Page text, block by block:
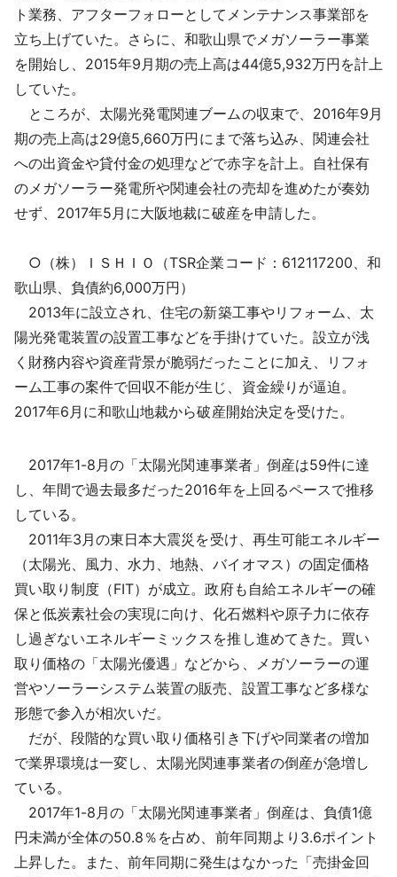
ト業務、アフターフォローとしてメンテナンス事業部を
立ち上げていた。さらに、和歌山県でメガソーラー事業
を開始し、2015年9月期の売上高は44億5,932万円を計上
していた。
ところが、太陽光発電関連ブームの収束で、2016年9月
期の売上高は29億5,660万円にまで落ち込み、関連会社
への出資金や貸付金の処理などで赤字を計上。自社保有
のメガソーラー発電所や関連会社の売却を進めたが奏効
せず、2017年5月に大阪地裁に破産を申請した。
○（株）ＩＳＨＩＯ（TSR企業コード：612117200、和
歌山県、負債約6,000万円）
2013年に設立され、住宅の新築工事やリフォーム、太
陽光発電装置の設置工事などを手掛けていた。設立が浅
く財務内容や資産背景が脆弱だったことに加え、リフォ
ーム工事の案件で回収不能が生じ、資金繰りが逼迫。
2017年6月に和歌山地裁から破産開始決定を受けた。
2017年1-8月の「太陽光関連事業者」倒産は59件に達
し、年間で過去最多だった2016年を上回るペースで推移
している。
2011年3月の東日本大震災を受け、再生可能エネルギー
（太陽光、風力、水力、地熱、バイオマス）の固定価格
買い取り制度（FIT）が成立。政府も自給エネルギーの確
保と低炭素社会の実現に向け、化石燃料や原子力に依存
し過ぎないエネルギーミックスを推し進めてきた。買い
取り価格の「太陽光優遇」などから、メガソーラーの運
営やソーラーシステム装置の販売、設置工事など多様な
形態で参入が相次いだ。
だが、段階的な買い取り価格引き下げや同業者の増加
で業界環境は一変し、太陽光関連事業者の倒産が急増し
ている。
2017年1-8月の「太陽光関連事業者」倒産は、負債1億
円未満が全体の50.8％を占め、前年同期より3.6ポイント
上昇した。また、前年同期に発生はなかった「売掛金回